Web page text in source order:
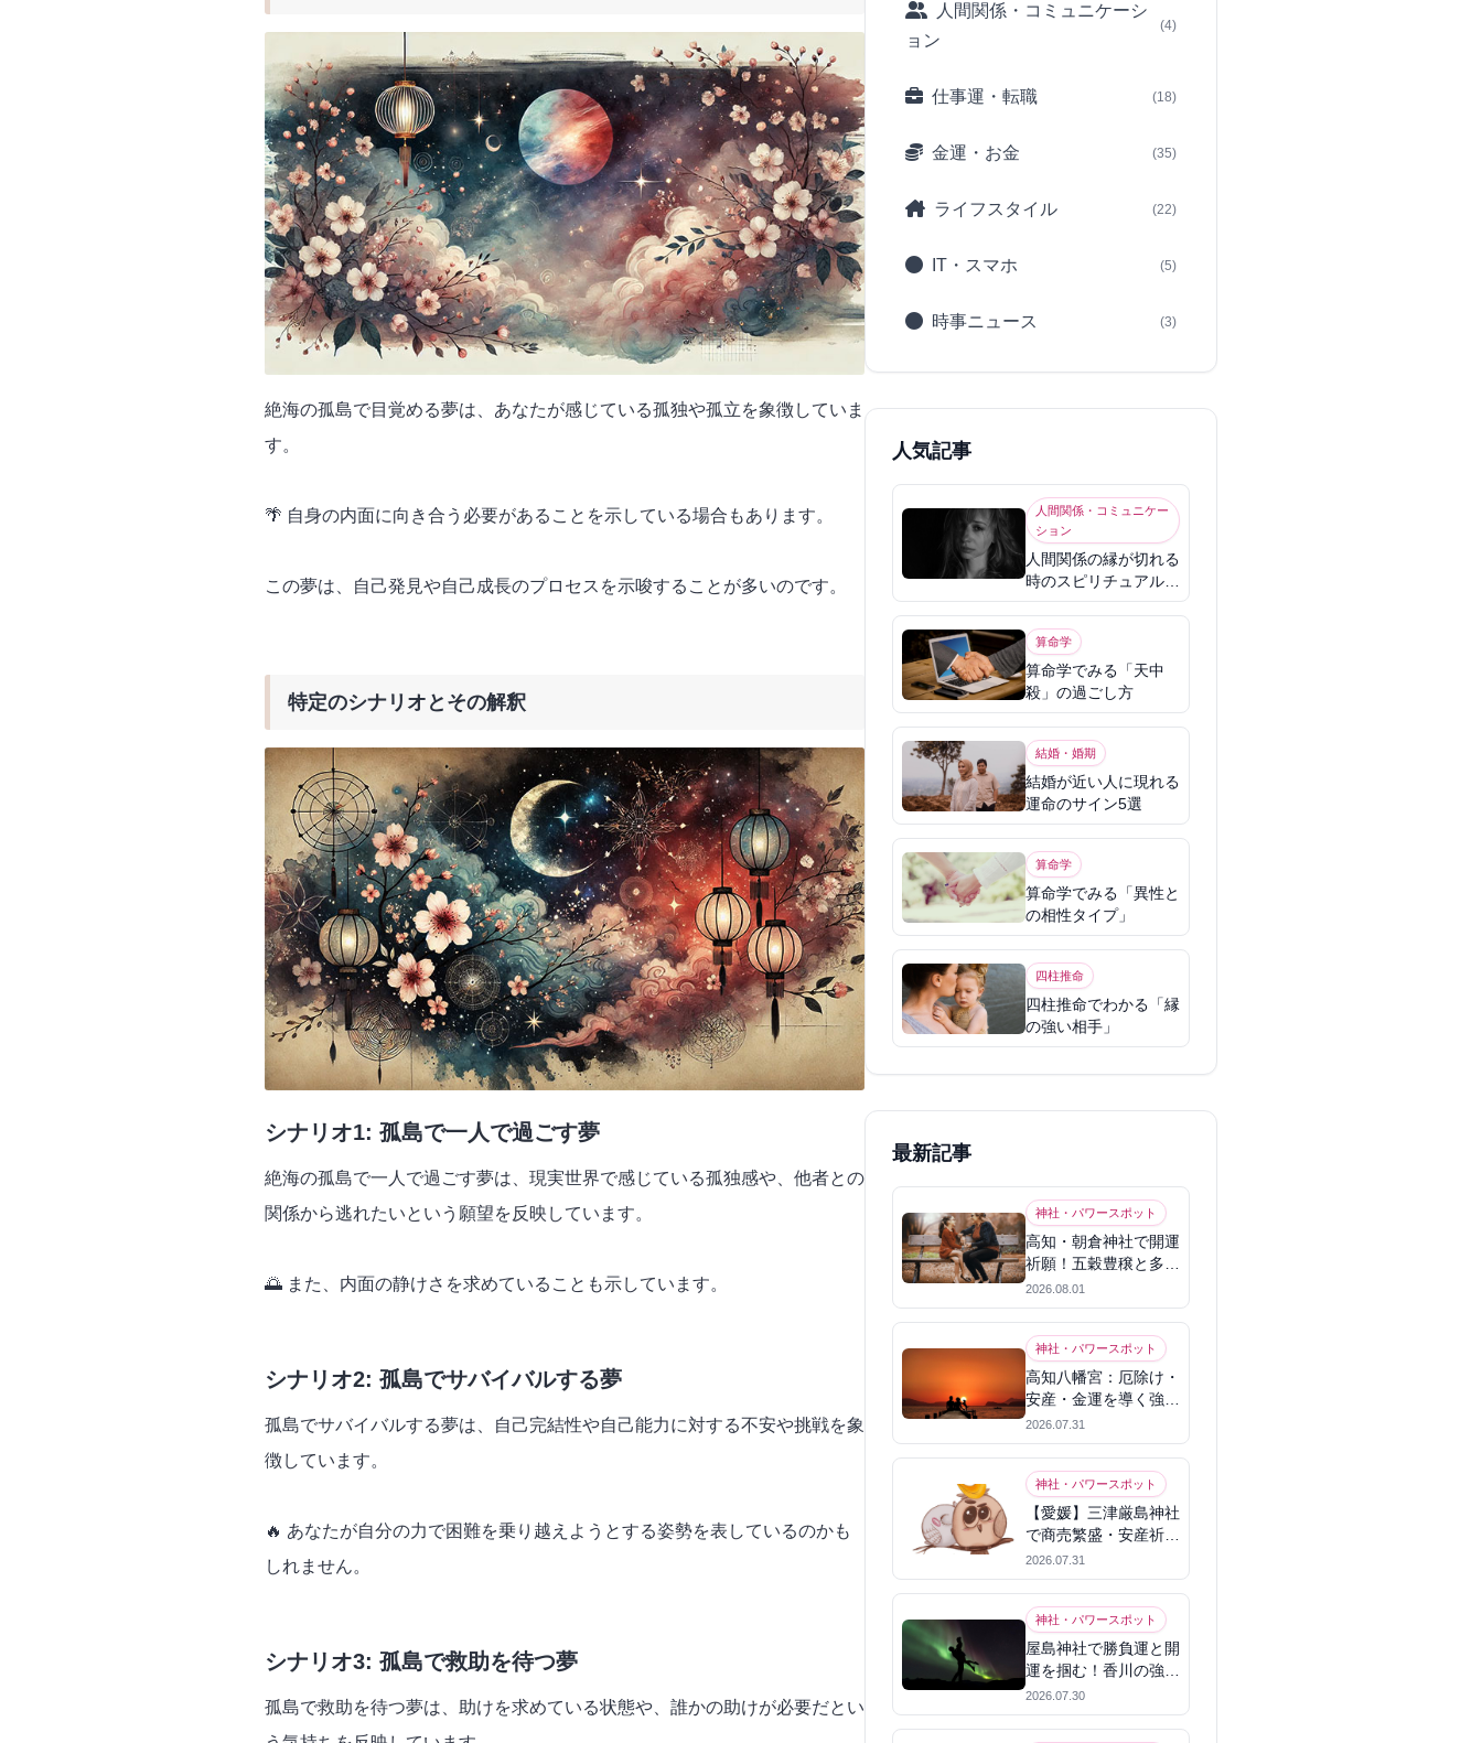
絶海の孤島で目覚める夢は、あなたが感じている孤独や孤立を象徴していま
す。
🌴 自身の内面に向き合う必要があることを示している場合もあります。
この夢は、自己発見や自己成長のプロセスを示唆することが多いのです。
特定のシナリオとその解釈
シナリオ1: 孤島で一人で過ごす夢
絶海の孤島で一人で過ごす夢は、現実世界で感じている孤独感や、他者との
関係から逃れたいという願望を反映しています。
🌅 また、内面の静けさを求めていることも示しています。
シナリオ2: 孤島でサバイバルする夢
孤島でサバイバルする夢は、自己完結性や自己能力に対する不安や挑戦を象
徴しています。
🔥 あなたが自分の力で困難を乗り越えようとする姿勢を表しているのかも
しれません。
シナリオ3: 孤島で救助を待つ夢
孤島で救助を待つ夢は、助けを求めている状態や、誰かの助けが必要だとい
人間関係・コミュニケーシ
ョン
(4)
仕事運・転職 (18)
金運・お金 (35)
ライフスタイル (22)
IT・スマホ (5)
時事ニュース (3)
人気記事
人間関係・コミュニケー
ション
人間関係の縁が切れる
時のスピリチュアル意
味
算命学
算命学でみる「天中
殺」の過ごし方
結婚・婚期
結婚が近い人に現れる
運命のサイン5選
算命学
算命学でみる「異性と
の相性タイプ」
四柱推命
四柱推命でわかる「縁
の強い相手」
最新記事
神社・パワースポット
高知・朝倉神社で開運
祈願！五穀豊穣と多幸
を呼ぶパワースポット
2026.08.01
神社・パワースポット
高知八幡宮：厄除け・
安産・金運を導く強力
パワースポット
2026.07.31
神社・パワースポット
【愛媛】三津厳島神社
で商売繁盛・安産祈
願！宗像三女神のパワ
ーを授かる
2026.07.31
神社・パワースポット
屋島神社で勝負運と開
運を掴む！香川の強力
パワースポット
2026.07.30